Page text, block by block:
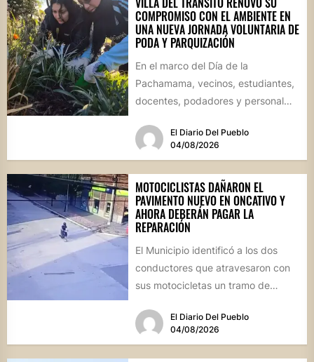
COMPROMISO CON EL AMBIENTE EN
UNA NUEVA JORNADA VOLUNTARIA DE
PODA Y PARQUIZACIÓN
En el marco del Día de la
Pachamama, vecinos, estudiantes,
docentes, podadores y personal
de...
El Diario Del Pueblo
04/08/2026
MOTOCICLISTAS DAÑARON EL
PAVIMENTO NUEVO EN ONCATIVO Y
AHORA DEBERÁN PAGAR LA
REPARACIÓN
El Municipio identificó a los dos
conductores que atravesaron con
sus motocicletas un tramo de
calle...
El Diario Del Pueblo
04/08/2026